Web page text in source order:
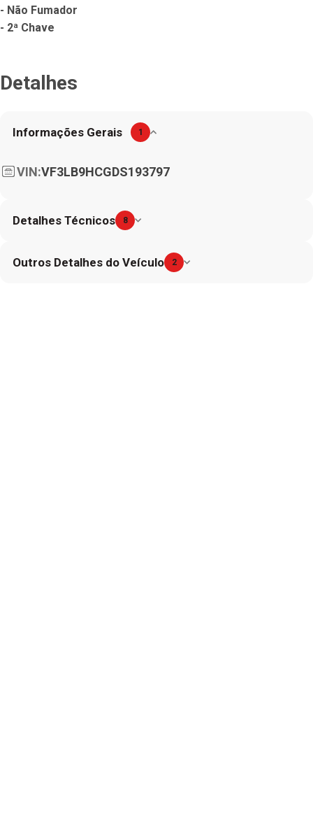
- Não Fumador
- 2ª Chave
Detalhes
Informações Gerais 1
VIN:VF3LB9HCGDS193797
Detalhes Técnicos 8
Outros Detalhes do Veículo 2